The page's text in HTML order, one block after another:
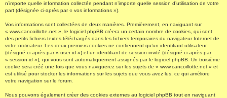
n’importe quelle information collectée pendant n’importe quelle session d’utilisation de votre
part (désignée ci-après par « vos informations »).
Vos informations sont collectées de deux manières. Premièrement, en naviguant sur
« www.cancoillotte.net », le logiciel phpBB créera un certain nombre de cookies, qui sont
des petits fichiers textes téléchargés dans les fichiers temporaires du navigateur Internet de
votre ordinateur. Les deux premiers cookies ne contiennent qu’un identifiant utilisateur
(désigné ci-après par « user-id ») et un identifiant de session invité (désigné ci-après par
« session-id »), qui vous sont automatiquement assignés par le logiciel phpBB. Un troisième
cookie sera créé une fois que vous naviguerez sur les sujets de « www.cancoillotte.net » et
est utilisé pour stocker les informations sur les sujets que vous avez lus, ce qui améliore
votre navigation sur le forum.
Nous pouvons également créer des cookies externes au logiciel phpBB tout en naviguant